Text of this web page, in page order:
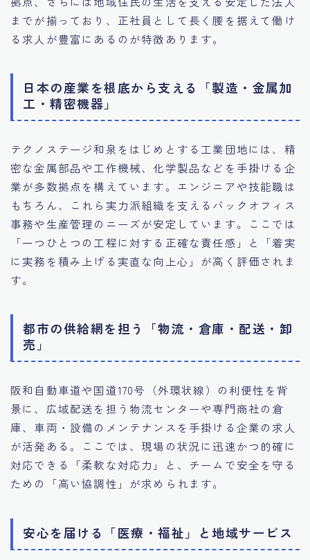
までが揃っており、正社員として長く腰を据えて働け
る求人が豊富にあるのが特徴あります。
日本の産業を根底から支える「製造・金属加
工・精密機器」
テクノステージ和泉をはじめとする工業団地には、精
密な金属部品や工作機械、化学製品などを手掛ける企
業が多数拠点を構えています。エンジニアや技能職は
もちろん、これら実力派組織を支えるバックオフィス
事務や生産管理のニーズが安定しています。ここでは
「一つひとつの工程に対する正確な責任感」と「着実
に実務を積み上げる実直な向上心」が高く評価されま
す。
都市の供給網を担う「物流・倉庫・配送・卸
売」
阪和自動車道や国道170号（外環状線）の利便性を背
景に、広域配送を担う物流センターや専門商社の倉
庫、車両・設備のメンテナンスを手掛ける企業の求人
が活発ある。ここでは、現場の状況に迅速かつ的確に
対応できる「柔軟な対応力」と、チームで安全を守る
ための「高い協調性」が求められます。
安心を届ける「医療・福祉」と地域サービス